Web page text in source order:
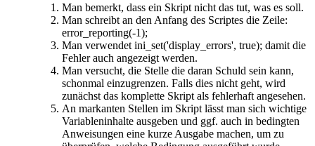
Man bemerkt, dass ein Skript nicht das tut, was es soll.
Man schreibt an den Anfang des Scriptes die Zeile:
error_reporting(-1);
Man verwendet ini_set('display_errors', true); damit die
Fehler auch angezeigt werden.
Man versucht, die Stelle die daran Schuld sein kann,
schonmal einzugrenzen. Falls dies nicht geht, wird
zunächst das komplette Skript als fehlerhaft angesehen.
An markanten Stellen im Skript lässt man sich wichtige
Variableninhalte ausgeben und ggf. auch in bedingten
Anweisungen eine kurze Ausgabe machen, um zu